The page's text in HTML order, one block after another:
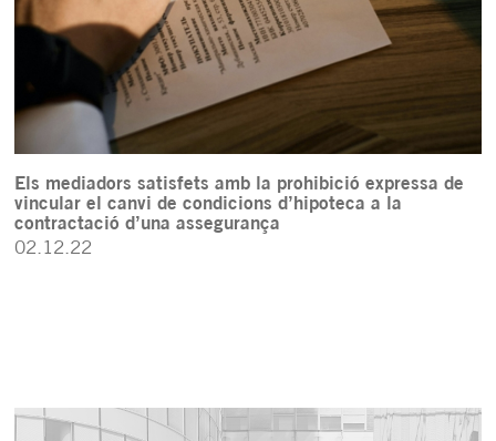
Els mediadors satisfets amb la prohibició expressa de
vincular el canvi de condicions d’hipoteca a la
contractació d’una assegurança
02.12.22